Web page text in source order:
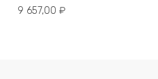
9 657,00 ₽